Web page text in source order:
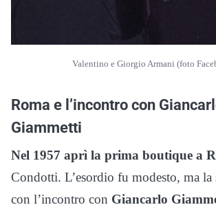
Valentino e Giorgio Armani (foto
Roma e l’incontro con
Giammetti
Nel 1957 aprì la prima boutique a
Condotti. L’esordio fu modesto, ma
con l’incontro con Giancarlo